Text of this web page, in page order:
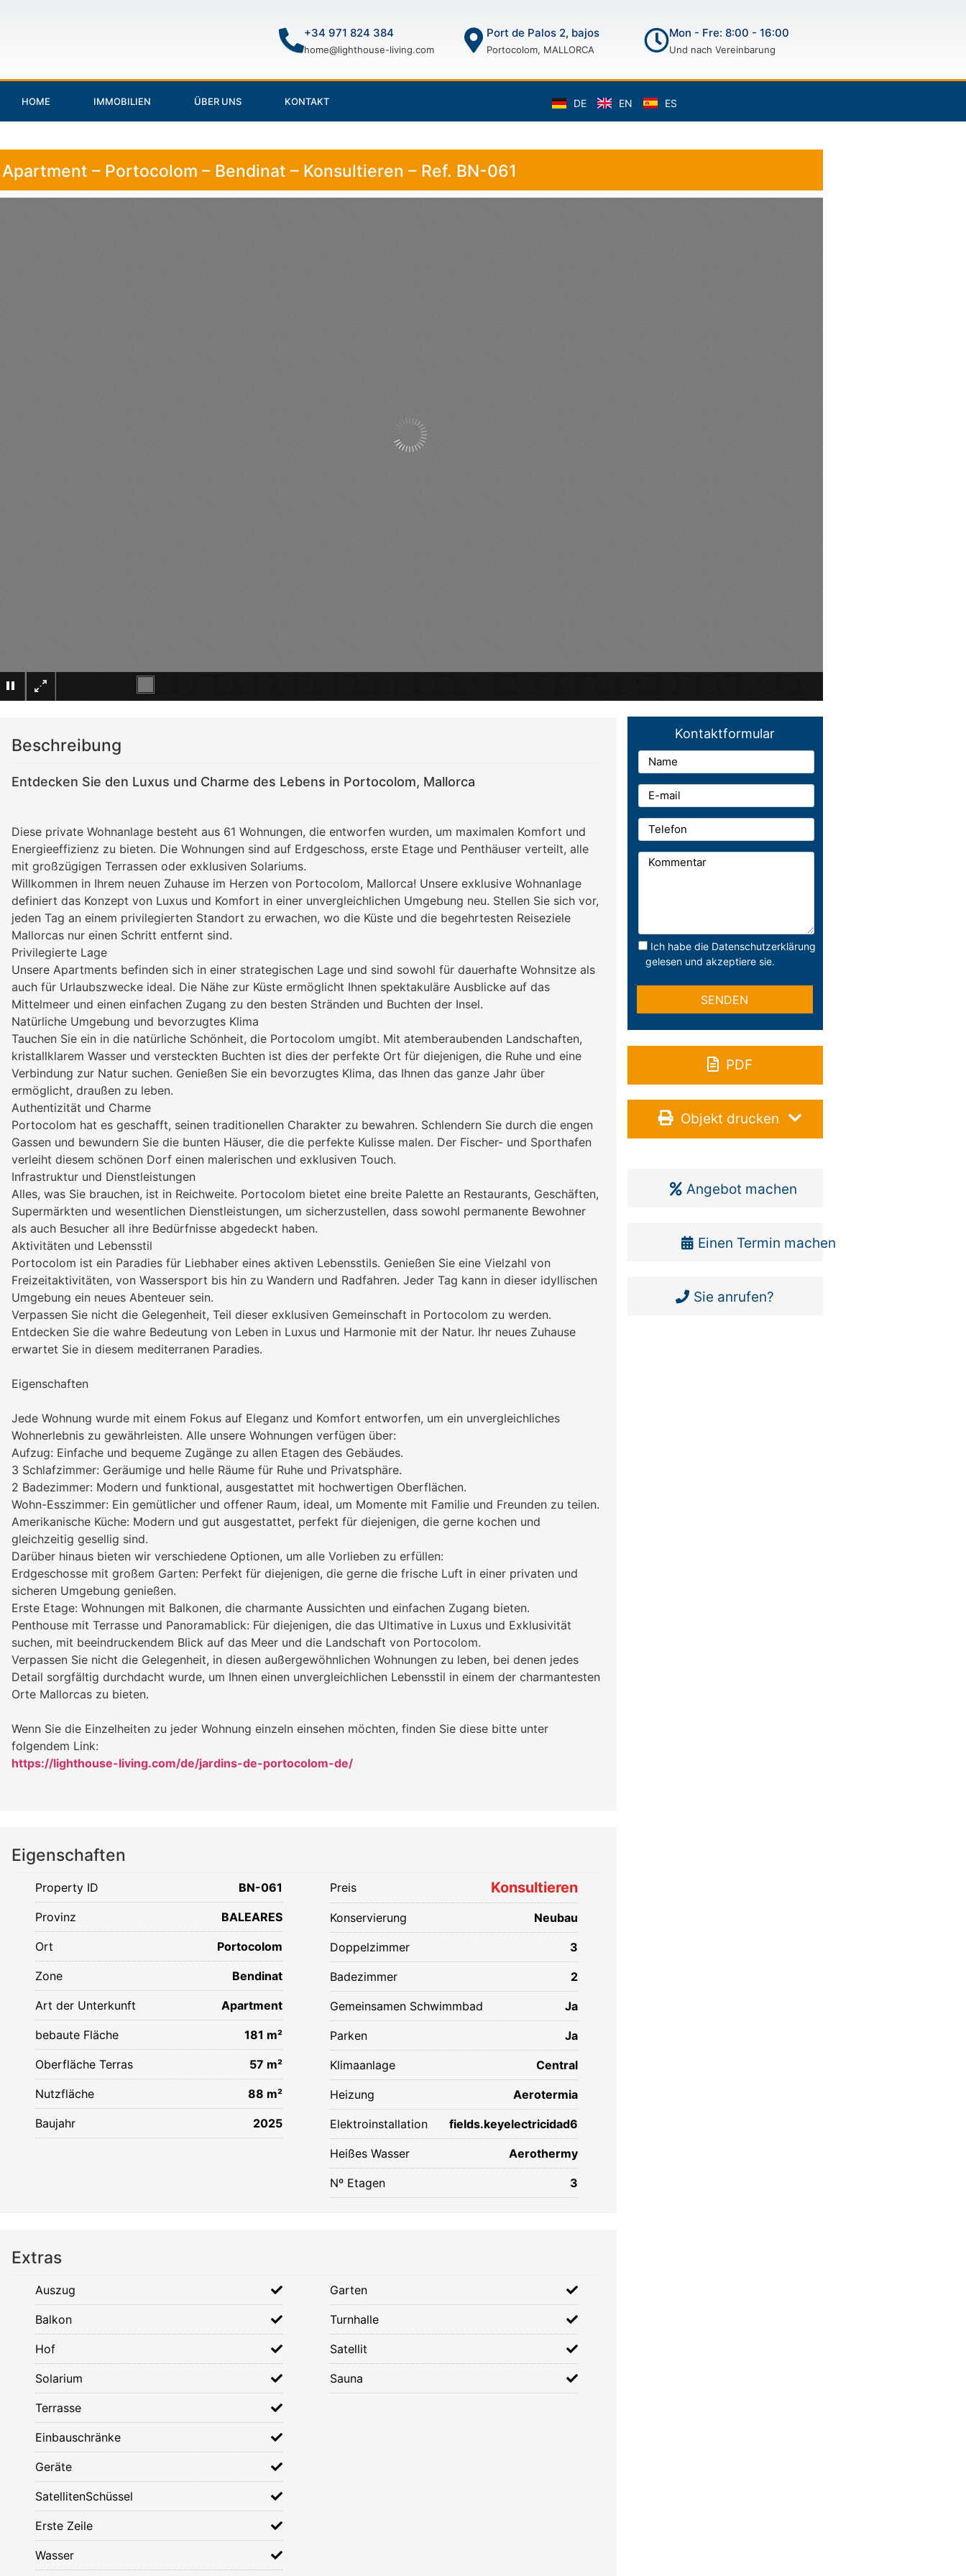
+34 971 824 384
home@lighthouse-living.com
Port de Palos 2, bajos
Portocolom, MALLORCA
Mon - Fre: 8:00 - 16:00
Und nach Vereinbarung
HOME IMMOBILIEN ÜBER UNS KONTAKT DE EN ES
Apartment – Portocolom – Bendinat – Konsultieren – Ref. BN-061
Beschreibung
Entdecken Sie den Luxus und Charme des Lebens in Portocolom, Mallorca
Diese private Wohnanlage besteht aus 61 Wohnungen, die entworfen wurden, um maximalen Komfort und
Energieeffizienz zu bieten. Die Wohnungen sind auf Erdgeschoss, erste Etage und Penthäuser verteilt, alle
mit großzügigen Terrassen oder exklusiven Solariums.
Willkommen in Ihrem neuen Zuhause im Herzen von Portocolom, Mallorca! Unsere exklusive Wohnanlage
definiert das Konzept von Luxus und Komfort in einer unvergleichlichen Umgebung neu. Stellen Sie sich vor,
jeden Tag an einem privilegierten Standort zu erwachen, wo die Küste und die begehrtesten Reiseziele
Mallorcas nur einen Schritt entfernt sind.
Privilegierte Lage
Unsere Apartments befinden sich in einer strategischen Lage und sind sowohl für dauerhafte Wohnsitze als
auch für Urlaubszwecke ideal. Die Nähe zur Küste ermöglicht Ihnen spektakuläre Ausblicke auf das
Mittelmeer und einen einfachen Zugang zu den besten Stränden und Buchten der Insel.
Natürliche Umgebung und bevorzugtes Klima
Tauchen Sie ein in die natürliche Schönheit, die Portocolom umgibt. Mit atemberaubenden Landschaften,
kristallklarem Wasser und versteckten Buchten ist dies der perfekte Ort für diejenigen, die Ruhe und eine
Verbindung zur Natur suchen. Genießen Sie ein bevorzugtes Klima, das Ihnen das ganze Jahr über
ermöglicht, draußen zu leben.
Authentizität und Charme
Portocolom hat es geschafft, seinen traditionellen Charakter zu bewahren. Schlendern Sie durch die engen
Gassen und bewundern Sie die bunten Häuser, die die perfekte Kulisse malen. Der Fischer- und Sporthafen
verleiht diesem schönen Dorf einen malerischen und exklusiven Touch.
Infrastruktur und Dienstleistungen
Alles, was Sie brauchen, ist in Reichweite. Portocolom bietet eine breite Palette an Restaurants, Geschäften,
Supermärkten und wesentlichen Dienstleistungen, um sicherzustellen, dass sowohl permanente Bewohner
als auch Besucher all ihre Bedürfnisse abgedeckt haben.
Aktivitäten und Lebensstil
Portocolom ist ein Paradies für Liebhaber eines aktiven Lebensstils. Genießen Sie eine Vielzahl von
Freizeitaktivitäten, von Wassersport bis hin zu Wandern und Radfahren. Jeder Tag kann in dieser idyllischen
Umgebung ein neues Abenteuer sein.
Verpassen Sie nicht die Gelegenheit, Teil dieser exklusiven Gemeinschaft in Portocolom zu werden.
Entdecken Sie die wahre Bedeutung von Leben in Luxus und Harmonie mit der Natur. Ihr neues Zuhause
erwartet Sie in diesem mediterranen Paradies.
Eigenschaften
Jede Wohnung wurde mit einem Fokus auf Eleganz und Komfort entworfen, um ein unvergleichliches
Wohnerlebnis zu gewährleisten. Alle unsere Wohnungen verfügen über:
Aufzug: Einfache und bequeme Zugänge zu allen Etagen des Gebäudes.
3 Schlafzimmer: Geräumige und helle Räume für Ruhe und Privatsphäre.
2 Badezimmer: Modern und funktional, ausgestattet mit hochwertigen Oberflächen.
Wohn-Esszimmer: Ein gemütlicher und offener Raum, ideal, um Momente mit Familie und Freunden zu teilen.
Amerikanische Küche: Modern und gut ausgestattet, perfekt für diejenigen, die gerne kochen und
gleichzeitig gesellig sind.
Darüber hinaus bieten wir verschiedene Optionen, um alle Vorlieben zu erfüllen:
Erdgeschosse mit großem Garten: Perfekt für diejenigen, die gerne die frische Luft in einer privaten und
sicheren Umgebung genießen.
Erste Etage: Wohnungen mit Balkonen, die charmante Aussichten und einfachen Zugang bieten.
Penthouse mit Terrasse und Panoramablick: Für diejenigen, die das Ultimative in Luxus und Exklusivität
suchen, mit beeindruckendem Blick auf das Meer und die Landschaft von Portocolom.
Verpassen Sie nicht die Gelegenheit, in diesen außergewöhnlichen Wohnungen zu leben, bei denen jedes
Detail sorgfältig durchdacht wurde, um Ihnen einen unvergleichlichen Lebensstil in einem der charmantesten
Orte Mallorcas zu bieten.
Wenn Sie die Einzelheiten zu jeder Wohnung einzeln einsehen möchten, finden Sie diese bitte unter
folgendem Link:
https://lighthouse-living.com/de/jardins-de-portocolom-de/
Eigenschaften
Property ID BN-061
Provinz BALEARES
Ort Portocolom
Zone Bendinat
Art der Unterkunft Apartment
bebaute Fläche 181 m²
Oberfläche Terras 57 m²
Nutzfläche 88 m²
Baujahr 2025
Preis Konsultieren
Konservierung Neubau
Doppelzimmer 3
Badezimmer 2
Gemeinsamen Schwimmbad Ja
Parken Ja
Klimaanlage Central
Heizung Aerotermia
Elektroinstallation fields.keyelectricidad6
Heißes Wasser Aerothermy
Nº Etagen 3
Extras
Auszug
Balkon
Hof
Solarium
Terrasse
Einbauschränke
Geräte
SatellitenSchüssel
Erste Zeile
Wasser
Garten
Turnhalle
Satellit
Sauna
Kontaktformular
Ich habe die Datenschutzerklärung
gelesen und akzeptiere sie.
PDF
Objekt drucken
Angebot machen
Einen Termin machen
Sie anrufen?